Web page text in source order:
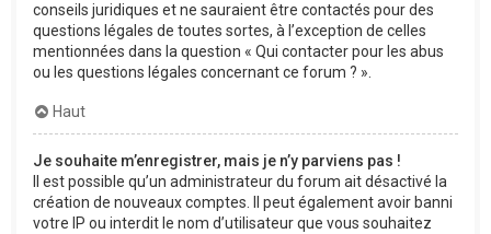
conseils juridiques et ne sauraient être contactés pour des
questions légales de toutes sortes, à l’exception de celles
mentionnées dans la question « Qui contacter pour les abus
ou les questions légales concernant ce forum ? ».
Haut
Je souhaite m’enregistrer, mais je n’y parviens pas !
Il est possible qu’un administrateur du forum ait désactivé la
création de nouveaux comptes. Il peut également avoir banni
votre IP ou interdit le nom d’utilisateur que vous souhaitez